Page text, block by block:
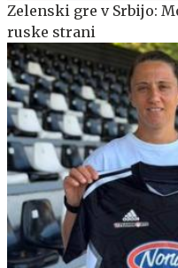
Zelenski gre v Srbijo:
ruske strani